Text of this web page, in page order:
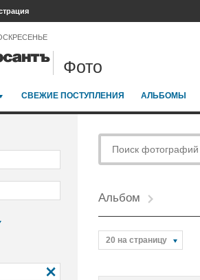
Фото
СВЕЖИЕ ПОСТУПЛЕНИЯ АЛЬБОМЫ
Альбом
20 на страницу